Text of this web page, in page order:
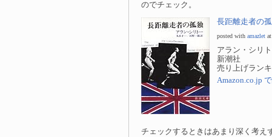
のでチェック。
長距離走者の
posted with amazlet
アラン・シリ
新潮社
売り上げラン
Amazon.co.jp
チェックするときはあまり深く考え